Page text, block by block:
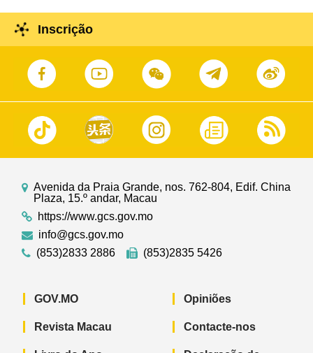
Inscrição
Avenida da Praia Grande, nos. 762-804, Edif. China
Plaza, 15.º andar, Macau
https://www.gcs.gov.mo
info@gcs.gov.mo
(853)2833 2886
(853)2835 5426
GOV.MO
Revista Macau
Opiniões
Contacte-nos